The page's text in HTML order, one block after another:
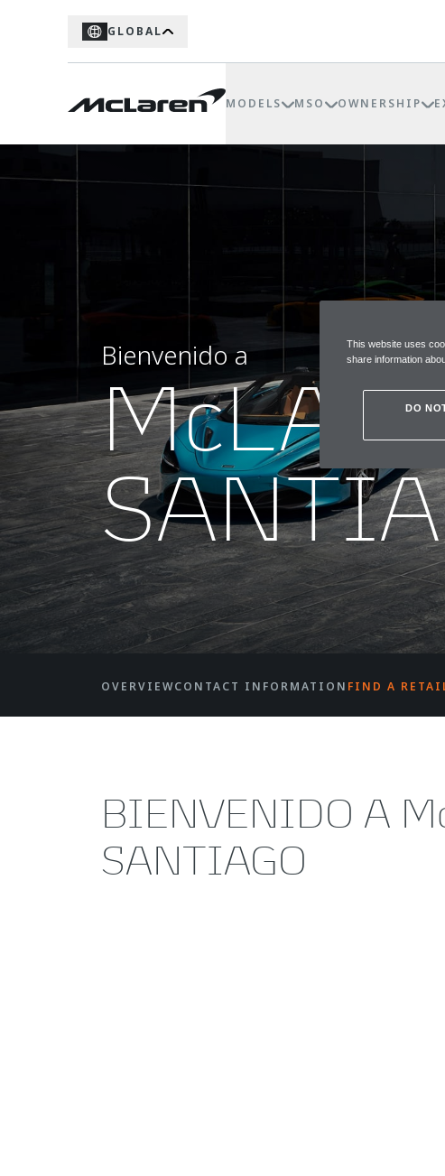
GLOBAL
MODELS MSO OWNERSHIP
Bienvenido a
OVERVIEWCONTACT INFORMATION FIND A
BIENVENIDO A
SANTIAGO
This website uses
share information
DO